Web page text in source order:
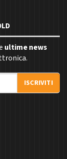
ultime news
ISCRIVITI